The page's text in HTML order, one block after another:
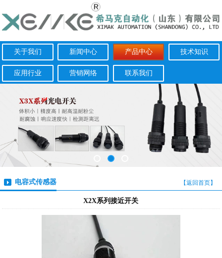
关于我们 新闻中心 产品中心 技术知识
应用行业 营销网络 联系我们
电容式传感器 【返回首页】
X2X系列接近开关